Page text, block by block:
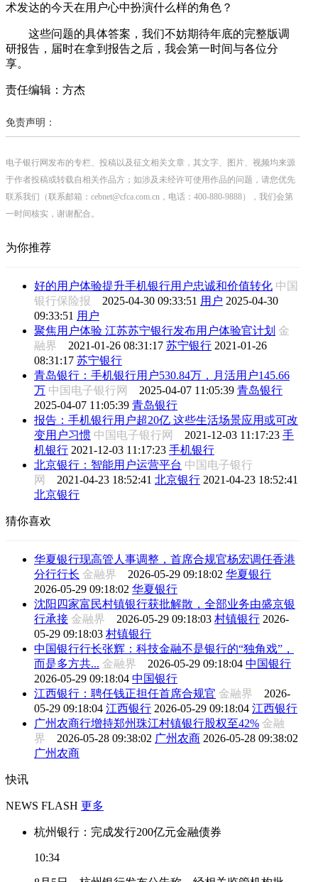
术发达的今天在用户心中扮演什么样的角色？
这些问题的具体答案，我们不妨期待年底的完整版调
研报告，届时在拿到报告之后，我会第一时间与各位分
享。
责任编辑：方杰
免责声明：
电子银行网发布的专栏、投稿以及征文相关文章，其文字、图片、视频均来源
于作者投稿或转载自相关作品方；如涉及未经许可使用作品的问题，请您优先
联系我们（联系邮箱：cebnet@cfca.com.cn，电话：400-880-9888），我们会第
一时间核实，谢谢配合。
为你推荐
好的用户体验提升手机银行用户忠诚和价值转化 中国
银行保险报 2025-04-30 09:33:51 用户 2025-04-30
09:33:51 用户
聚焦用户体验 江苏苏宁银行发布用户体验官计划 金
融界 2021-01-26 08:31:17 苏宁银行 2021-01-26
08:31:17 苏宁银行
青岛银行：手机银行用户530.84万，月活用户145.66
万 中国电子银行网 2025-04-07 11:05:39 青岛银行
2025-04-07 11:05:39 青岛银行
报告：手机银行用户超20亿 这些生活场景应用或可改
变用户习惯 中国电子银行网 2021-12-03 11:17:23 手
机银行 2021-12-03 11:17:23 手机银行
北京银行：智能用户运营平台 中国电子银行
网 2021-04-23 18:52:41 北京银行 2021-04-23 18:52:41
北京银行
猜你喜欢
华夏银行现高管人事调整，首席合规官杨宏调任香港
分行行长 金融界 2026-05-29 09:18:02 华夏银行
2026-05-29 09:18:02 华夏银行
沈阳四家富民村镇银行获批解散，全部业务由盛京银
行承接 金融界 2026-05-29 09:18:03 村镇银行 2026-
05-29 09:18:03 村镇银行
中国银行行长张辉：科技金融不是银行的“独角戏”，
而是多方共... 金融界 2026-05-29 09:18:04 中国银行
2026-05-29 09:18:04 中国银行
江西银行：聘任钱正担任首席合规官 金融界 2026-
05-29 09:18:04 江西银行 2026-05-29 09:18:04 江西银行
广州农商行增持郑州珠江村镇银行股权至42% 金融
界 2026-05-28 09:38:02 广州农商 2026-05-28 09:38:02
广州农商
快讯
NEWS FLASH 更多
杭州银行：完成发行200亿元金融债券
10:34